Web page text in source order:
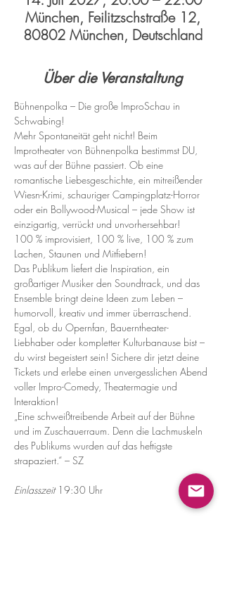
München, Feilitzschstraße 12,
80802 München, Deutschland
Über die Veranstaltung
Bühnenpolka – Die große ImproSchau in
Schwabing!
Mehr Spontaneität geht nicht! Beim
Improtheater von Bühnenpolka bestimmst DU,
was auf der Bühne passiert. Ob eine
romantische Liebesgeschichte, ein mitreißender
Wiesn-Krimi, schauriger Campingplatz-Horror
oder ein Bollywood-Musical – jede Show ist
einzigartig, verrückt und unvorhersehbar!
100 % improvisiert, 100 % live, 100 % zum
Lachen, Staunen und Mitfiebern!
Das Publikum liefert die Inspiration, ein
großartiger Musiker den Soundtrack, und das
Ensemble bringt deine Ideen zum Leben –
humorvoll, kreativ und immer überraschend.
Egal, ob du Opernfan, Bauerntheater-
Liebhaber oder kompletter Kulturbanause bist –
du wirst begeistert sein! Sichere dir jetzt deine
Tickets und erlebe einen unvergesslichen Abend
voller Impro-Comedy, Theatermagie und
Interaktion!
„Eine schweißtreibende Arbeit auf der Bühne
und im Zuschauerraum. Denn die Lachmuskeln
des Publikums wurden auf das heftigste
strapaziert.“ – SZ
Einlasszeit 19:30 Uhr